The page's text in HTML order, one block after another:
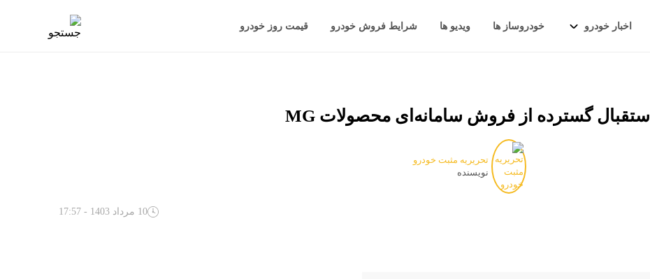
اخبار خودرو خودروساز ها ویدیو ها شرایط فروش خودرو قیمت روز خودرو
استقبال گسترده از فروش سامانه‌ای محصولات MG
تحریریه مثبت خودرو
نویسنده
10 مرداد 1403 - 17:57